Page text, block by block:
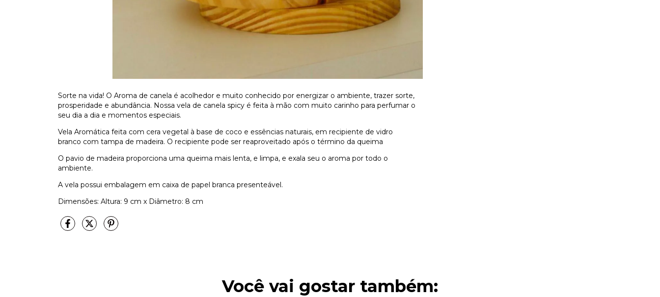
Sorte na vida! O Aroma de canela é acolhedor e muito conhecido por energizar o ambiente, trazer sorte,
prosperidade e abundância. Nossa vela de canela spicy é feita à mão com muito carinho para perfumar o
seu dia a dia e momentos especiais.
Vela Aromática feita com cera vegetal à base de coco e essências naturais, em recipiente de vidro
branco com tampa de madeira. O recipiente pode ser reaproveitado após o término da queima
O pavio de madeira proporciona uma queima mais lenta, e limpa, e exala seu o aroma por todo o
ambiente.
A vela possui embalagem em caixa de papel branca presenteável.
Dimensões: Altura: 9 cm x Diâmetro: 8 cm
Você vai gostar também: